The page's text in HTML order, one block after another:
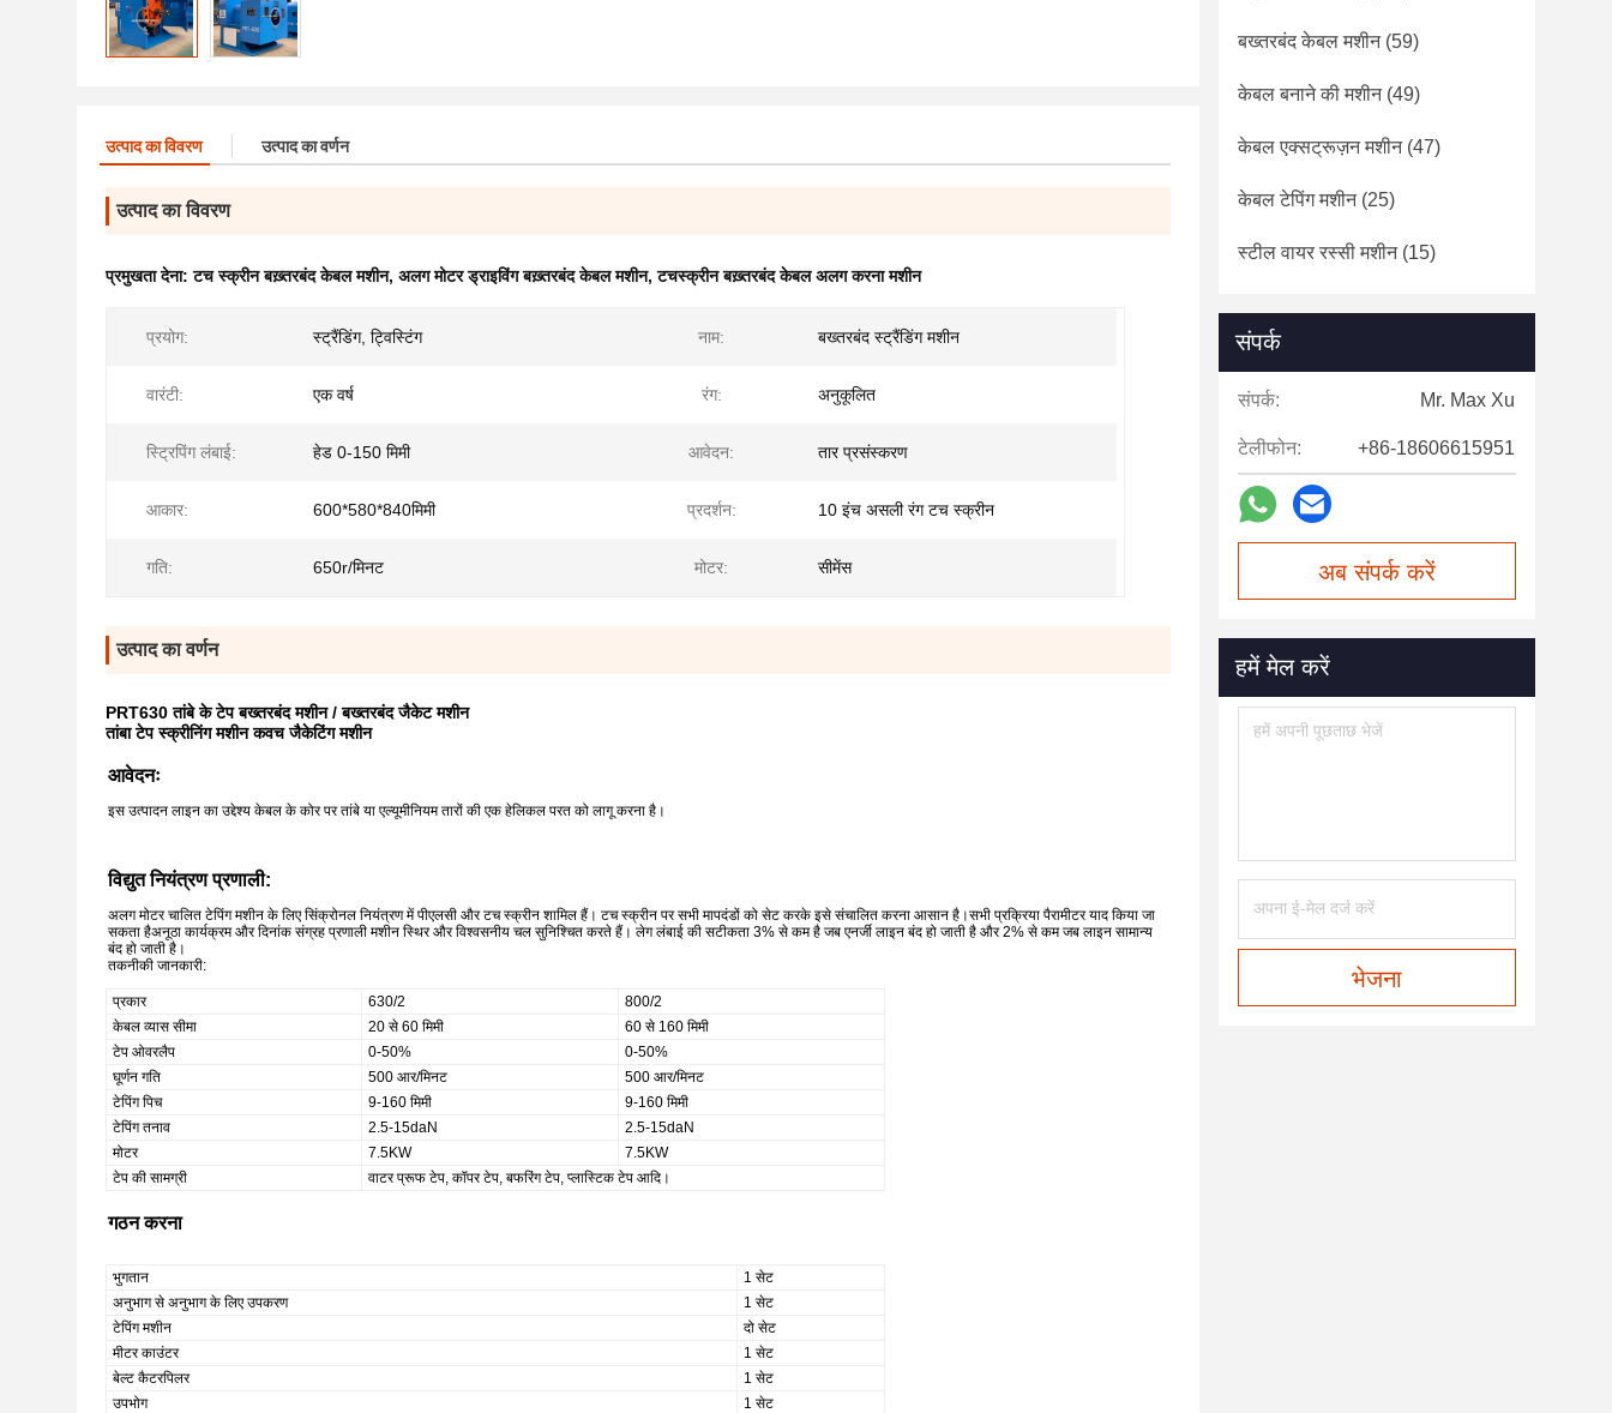
उत्पाद का विवरण उत्पाद का वर्णन
उत्पाद का विवरण
प्रमुखता देना:टच स्क्रीन बख़्तरबंद केबल मशीन, अलग मोटर ड्राइविंग बख़्तरबंद केबल मशीन,टचस्क्रीन बख़्तरबंद केबल अलग करना मशीन
प्रयोग: स्ट्रैंडिंग, ट्विस्टिंग नाम: बख्तरबंद स्ट्रैंडिंग मशीन
वारंटी: एक वर्ष रंग: अनुकूलित
स्ट्रिपिंग लंबाई: हेड 0-150 मिमी आवेदन: तार प्रसंस्करण
आकार: 600*580*840मिमी प्रदर्शन: 10 इंच असली रंग टच स्क्रीन
गति: 650r/मिनट मोटर: सीमेंस
उत्पाद का वर्णन
PRT630 तांबे के टेप बख्तरबंद मशीन / बख्तरबंद जैकेट मशीन
तांबा टेप स्क्रीनिंग मशीन कवच जैकेटिंग मशीन
आवेदनः
इस उत्पादन लाइन का उद्देश्य केबल के कोर पर तांबे या एल्यूमीनियम तारों की एक हेलिकल परत को लागू करना है।
विद्युत नियंत्रण प्रणाली:
अलग मोटर चालित टेपिंग मशीन के लिए सिंक्रोनल नियंत्रण में पीएलसी और टच स्क्रीन शामिल हैं। टच स्क्रीन पर सभी मापदंडों को सेट करके इसे संचालित करना आसान है।सभी प्रक्रिया पैरामीटर याद किया जा
सकता हैअनूठा कार्यक्रम और दिनांक संग्रह प्रणाली मशीन स्थिर और विश्वसनीय चल सुनिश्चित करते हैं। लेग लंबाई की सटीकता 3% से कम है जब एनर्जी लाइन बंद हो जाती है और 2% से कम जब लाइन सामान्य
बंद हो जाती है।
तकनीकी जानकारी:
प्रकार 630/2
800/2
केबल व्यास सीमा
20 से 60 मिमी
60 से 160 मिमी
टेप ओवरलैप
0-50%
0-50%
घूर्णन गति
500 आर/मिनट
500 आर/मिनट
टेपिंग पिच
9-160 मिमी
9-160 मिमी
टेपिंग तनाव
2.5-15daN
2.5-15daN
मोटर
7.5KW
7.5KW
टेप की सामग्री
वाटर प्रूफ टेप, कॉपर टेप, बफरिंग टेप, प्लास्टिक टेप आदि।
गठन करना
भुगतान
1 सेट
अनुभाग से अनुभाग के लिए उपकरण
1 सेट
टेपिंग मशीन
दो सेट
मीटर काउंटर
1 सेट
बेल्ट कैटरपिलर
1 सेट
उपभोग
1 सेट
बख्तरबंद केबल मशीन(59)
केबल बनाने की मशीन(49)
केबल एक्सट्रूज़न मशीन(47)
केबल टेपिंग मशीन(25)
स्टील वायर रस्सी मशीन(15)
संपर्क
संपर्क: Mr. Max Xu
टेलीफोन: +86-18606615951
अब संपर्क करें
हमें मेल करें
भेजना